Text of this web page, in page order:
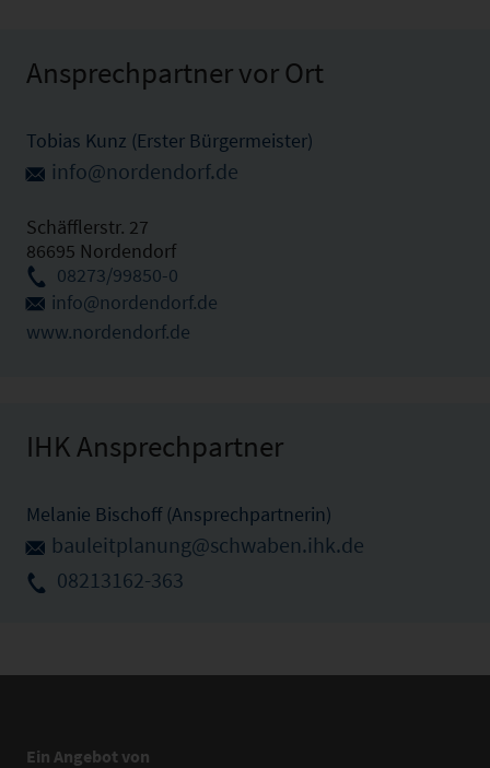
Ansprechpartner vor Ort
Tobias Kunz (Erster Bürgermeister)
info@nordendorf.de
Schäfflerstr. 27
86695 Nordendorf
08273/99850-0
info@nordendorf.de
www.nordendorf.de
IHK Ansprechpartner
Melanie Bischoff (Ansprechpartnerin)
bauleitplanung@schwaben.ihk.de
08213162-363
Ein Angebot von